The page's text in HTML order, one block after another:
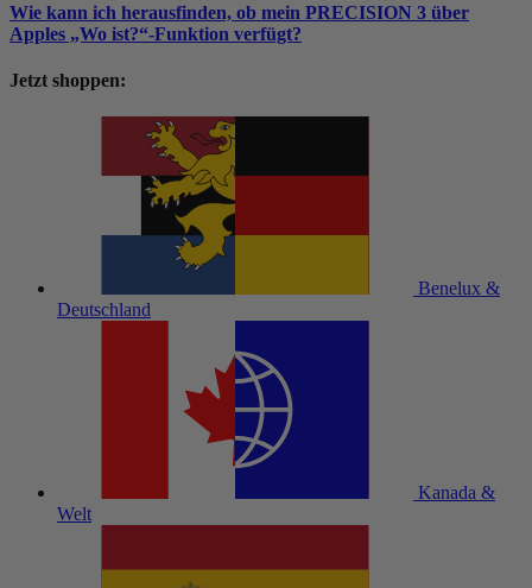
Wie kann ich herausfinden, ob mein PRECISION 3 über
Apples „Wo ist?“-Funktion verfügt?
Jetzt shoppen:
Benelux &
Deutschland
Kanada &
Welt